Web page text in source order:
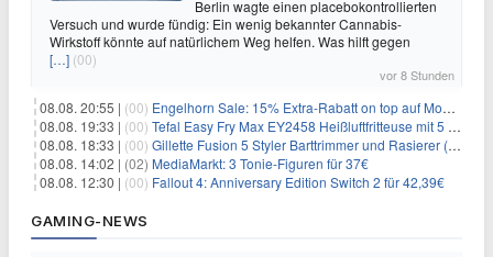
Berlin wagte einen placebokontrollierten
Versuch und wurde fündig: Ein wenig bekannter Cannabis-
Wirkstoff könnte auf natürlichem Weg helfen. Was hilft gegen
[…] (00)
vor 8 Stunden
08.08. 20:55 | (00) Engelhorn Sale: 15% Extra-Rabatt on top auf Mode- und Sport-Artikel
08.08. 19:33 | (00) Tefal Easy Fry Max EY2458 Heißluftfritteuse mit 5 Litern für 64,99€
08.08. 18:33 | (00) Gillette Fusion 5 Styler Barttrimmer und Rasierer (All in One) für 16€
08.08. 14:02 | (02) MediaMarkt: 3 Tonie-Figuren für 37€
08.08. 12:30 | (00) Fallout 4: Anniversary Edition Switch 2 für 42,39€
GAMING-NEWS